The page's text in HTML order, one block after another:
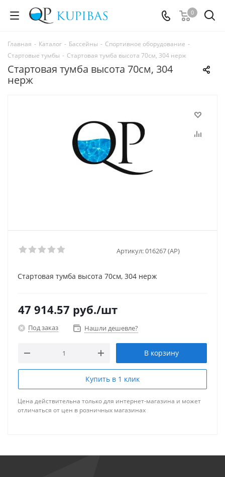
0
Главная - Каталог - Бассейны - Спортивное оборудование -
Стартовые тумбы - Стартовая тумба высота 70см, 304 нерж
Стартовая тумба высота 70см, 304
нерж
Артикул:016267 (AP)
Стартовая тумба высота 70см, 304 нерж
47 914.57 руб./шт
Под заказ Нашли дешевле?
В корзину
Купить в 1 клик
Цена действительна только для интернет-магазина и может
отличаться от цен в розничных магазинах